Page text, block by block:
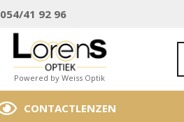
054/41 92 96
Powered by Weiss Optik
CONTACTLENZEN